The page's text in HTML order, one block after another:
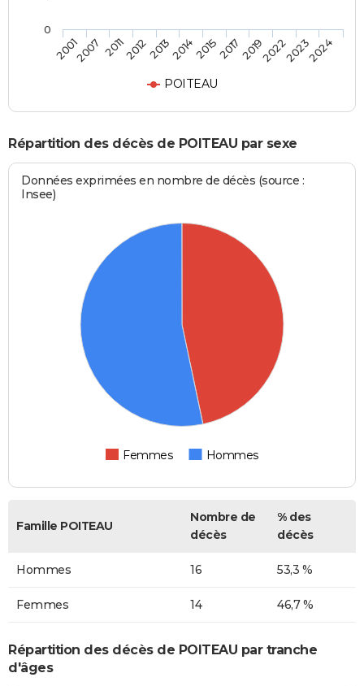
POITEAU
20012007 2011201220132014201520172019202220232024
0
Répartition des décès de POITEAU par sexe
Données exprimées en nombre de décès (source :
Insee)
Femmes Hommes
Famille POITEAU
Nombre de
décès
% des
décès
Hommes 16 53,3 %
Femmes 14 46,7 %
Répartition des décès de POITEAU par tranche
d'âges